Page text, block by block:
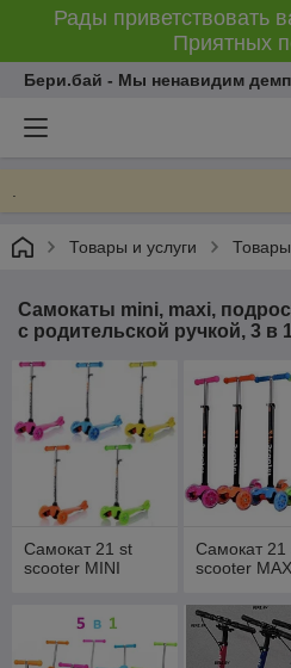
Рады приветствовать
Приятных
Бери.бай - Мы ненавидим
Товары и услуги
Самокаты mini, maxi,
с родительской ручкой, 3 в
Самокат 21 st
scooter MINI
Самокат 21
scooter